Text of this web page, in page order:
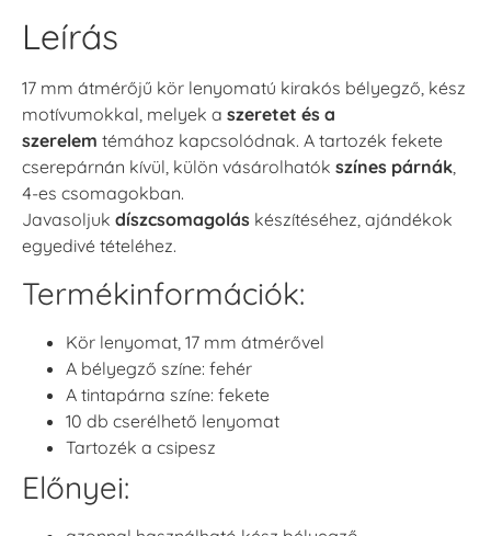
Leírás
17 mm átmérőjű kör lenyomatú kirakós bélyegző, kész
motívumokkal, melyek a szeretet és a
szerelem témához kapcsolódnak. A tartozék fekete
cserepárnán kívül, külön vásárolhatók színes párnák,
4-es csomagokban.
Javasoljuk díszcsomagolás készítéséhez, ajándékok
egyedivé tételéhez.
Termékinformációk:
Kör lenyomat, 17 mm átmérővel
A bélyegző színe: fehér
A tintapárna színe: fekete
10 db cserélhető lenyomat
Tartozék a csipesz
Előnyei: